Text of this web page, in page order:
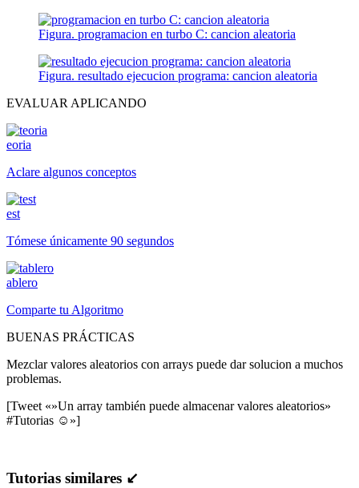
Figura. programacion en turbo C: cancion aleatoria
Figura. resultado ejecucion programa: cancion aleatoria
EVALUAR APLICANDO
eoria
Aclare algunos conceptos
est
Tómese únicamente 90 segundos
ablero
Comparte tu Algoritmo
BUENAS PRÁCTICAS
Mezclar valores aleatorios con arrays puede dar solucion a muchos
problemas.
[Tweet «»Un array también puede almacenar valores aleatorios»
#Tutorias ☺»]
Tutorias similares ↙